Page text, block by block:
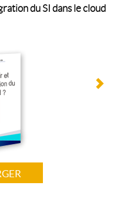
du SI dans le cloud